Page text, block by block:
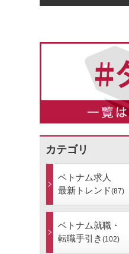
カテゴリ
ベトナム求人
最新トレンド(87)
ベトナム就職・
転職手引き (102)